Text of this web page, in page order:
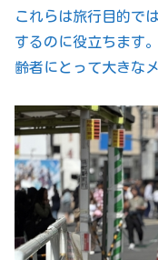
これらは旅行目的では
するのに役立ちます
齢者にとって大きな